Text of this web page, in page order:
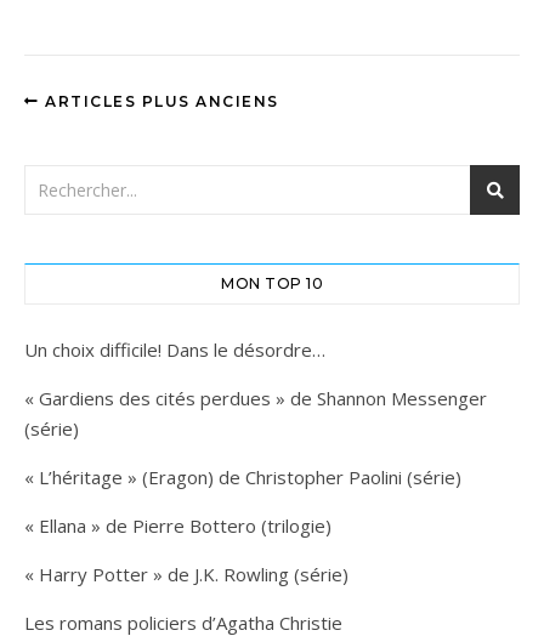
ARTICLES PLUS ANCIENS
MON TOP 10
Un choix difficile! Dans le désordre…
« Gardiens des cités perdues » de Shannon Messenger
(série)
« L’héritage » (Eragon) de Christopher Paolini (série)
« Ellana » de Pierre Bottero (trilogie)
« Harry Potter » de J.K. Rowling (série)
Les romans policiers d’Agatha Christie